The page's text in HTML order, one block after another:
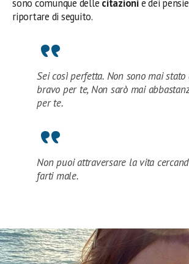
sono comunque delle citazionie dei
riportare di seguito.
Sei così perfetta. Non sono mai stato
bravo per te, Non sarò mai
per te.
Non puoi attraversare la vita
farti male.